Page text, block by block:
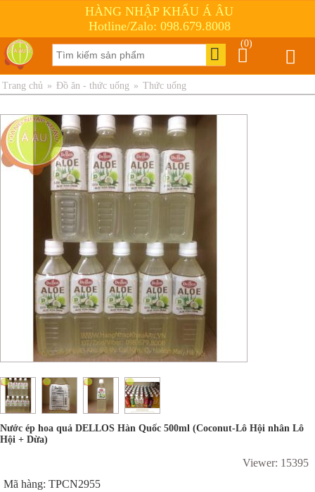
HÀNG NHẬP KHẨU Á ÂU
Hotline/Zalo: 098.679.8008
(0)
Trang chủ » Đồ ăn - thức uống » Thức uống
Nước ép hoa quả DELLOS Hàn Quốc 500ml (Coconut-Lô Hội nhân Lô
Hội + Dừa)
Viewer: 15395
Mã hàng: TPCN2955